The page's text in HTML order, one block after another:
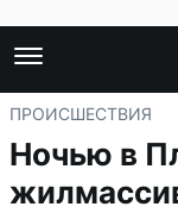
ПРОИСШЕСТВИЯ
Ночью в